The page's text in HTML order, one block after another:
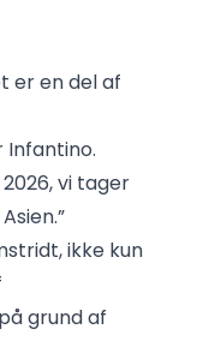
er en del af
Infantino.
vi tager
ikke kun
grund af